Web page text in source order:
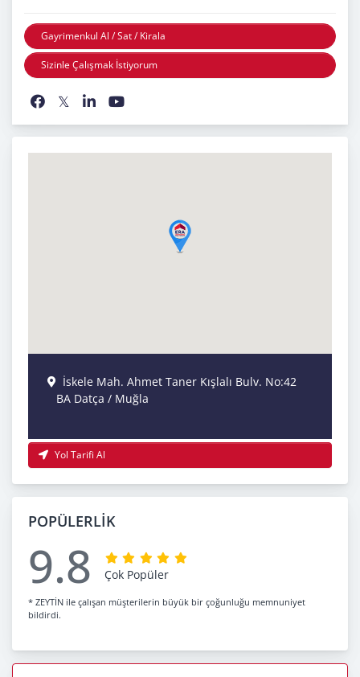
Gayrimenkul Al / Sat / Kirala
Sizinle Çalışmak İstiyorum
İskele Mah. Ahmet Taner Kışlalı Bulv. No:42
BA Datça / Muğla
Yol Tarifi Al
POPÜLERLİK
9.8 Çok Popüler
* ZEYTİN ile çalışan müşterilerin büyük bir çoğunluğu memnuniyet
bildirdi.